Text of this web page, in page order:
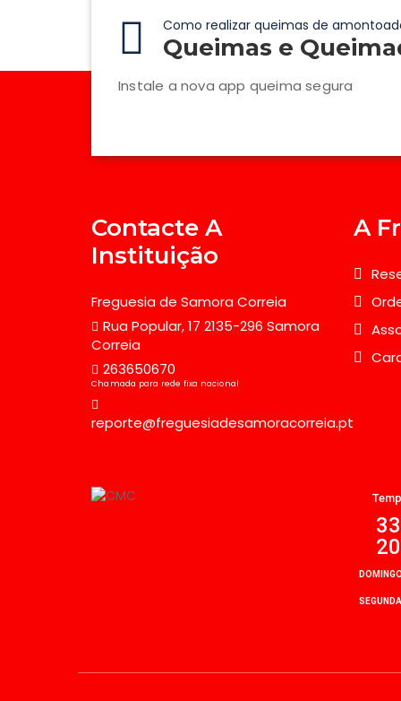
Como realizar queimas de
Queimas e
Instale a nova app queima segura
Contacte A
Instituição
Freguesia de Samora Correia
Rua Popular, 17 2135-296 Samora
Correia
263650670
Chamada para rede fixa nacional
reporte@freguesiadesamoracorreia.pt
A